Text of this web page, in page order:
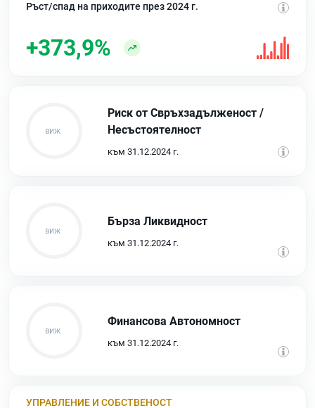
Ръст/спад на приходите през 2024 г.
+373,9%
Риск от Свръхзадълженост /
Несъстоятелност
към 31.12.2024 г.
Бърза Ликвидност
към 31.12.2024 г.
Финансова Автономност
към 31.12.2024 г.
УПРАВЛЕНИЕ И СОБСТВЕНОСТ